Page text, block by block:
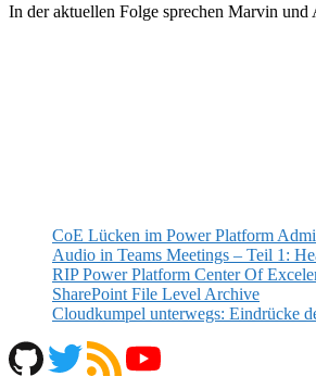
In der aktuellen Folge sprechen Marvin
CoE Lücken im Power Platform
Audio in Teams Meetings – Teil 1:
RIP Power Platform Center Of
SharePoint File Level Archive
Cloudkumpel unterwegs: Eindrücke